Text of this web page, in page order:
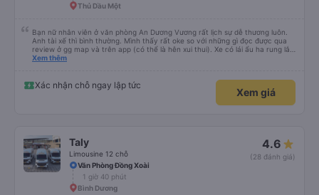
Thủ Dầu Một
Bạn nữ nhân viên ở văn phòng An Dương Vương rất lịch sự dễ thương luôn.
Anh tài xế thì bình thường. Mình thấy rất oke so với những gì đọc được qua
review ở gg map và trên app (có thể là hên xui thui). Xe có lái ẩu ha rung lắc
hay không thì cũng ko rõ tại mình say xe nên ngủ ko à
Xem thêm
Xác nhận chỗ ngay lập tức
Xem giá
Taly
Limousine 12 chỗ
4.6
(28 đánh giá)
Văn Phòng Đồng Xoài
1 giờ 40 phút
Bình Dương